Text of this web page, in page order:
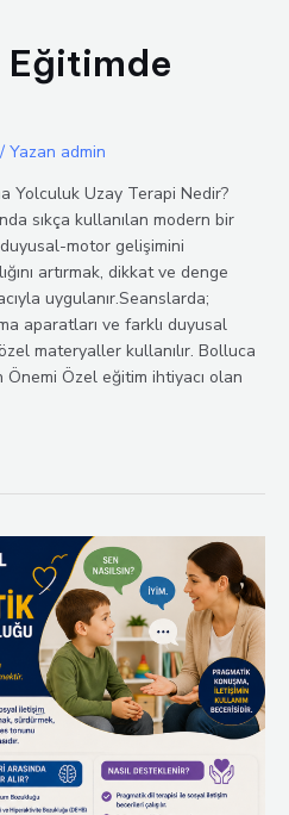
Eğitimde
/ Yazan admin
Yolculuk Uzay Terapi Nedir?
sıkça kullanılan modern bir
motor gelişimini
artırmak, dikkat ve denge
uygulanır.Seanslarda;
aparatları ve farklı duyusal
materyaller kullanılır. Bolluca
Özel eğitim ihtiyacı olan